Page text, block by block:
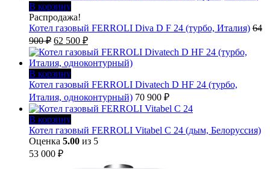
В корзину
Распродажа!
Котел газовый FERROLI Diva D F 24 (турбо, Италия) 64
900₽ Первоначальная
цена
составляла
64
900 ₽.
62 500 ₽Текущая
цена:
62
В корзину
Котел газовый FERROLI Divatech D HF 24 (турбо,
Италия, одноконтурный) 70 900 ₽
В корзину
Котел газовый FERROLI Vitabel C 24 (дым, Белоруссия)
Оценка 5.00 из 5
53 000 ₽